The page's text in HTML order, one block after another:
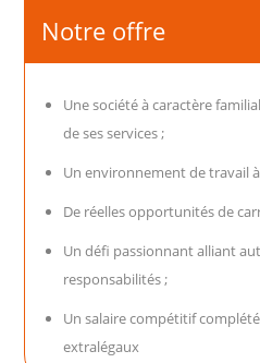
Notre offre
Une société à caractère
de ses services ;
Un environnement de travail
De réelles opportunités de
Un défi passionnant alliant
responsabilités ;
Un salaire compétitif
extralégaux